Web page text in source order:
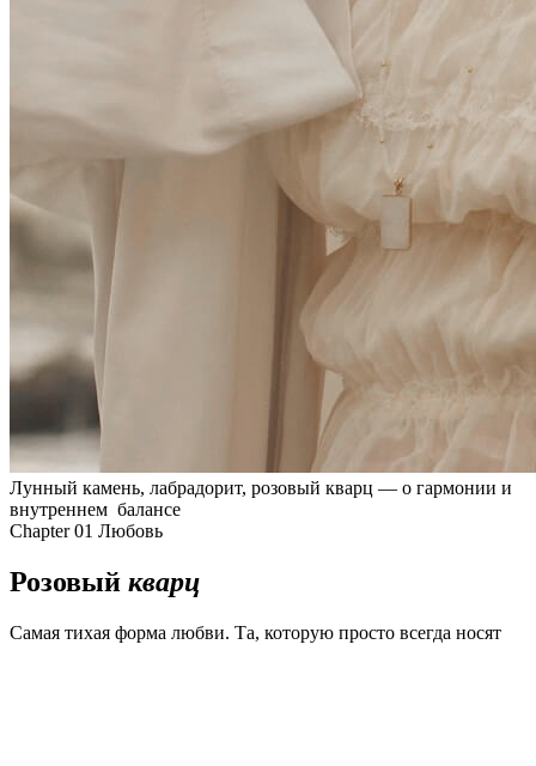
Лунный камень, лабрадорит, розовый кварц — о гармонии и
внутреннем балансе
Chapter 01 Любовь
Розовый кварц
Самая тихая форма любви. Та, которую просто всегда носят